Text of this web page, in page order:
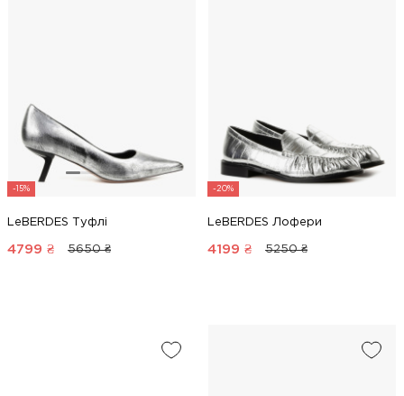
-15%
LeBERDES Туфлі
4799 ₴ 5650 ₴
-20%
LeBERDES Лофери
4199 ₴ 5250 ₴